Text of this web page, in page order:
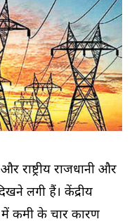
राष्ट्रीय राजधानी और
लगी हैं। केंद्रीय
कमी के चार कारण